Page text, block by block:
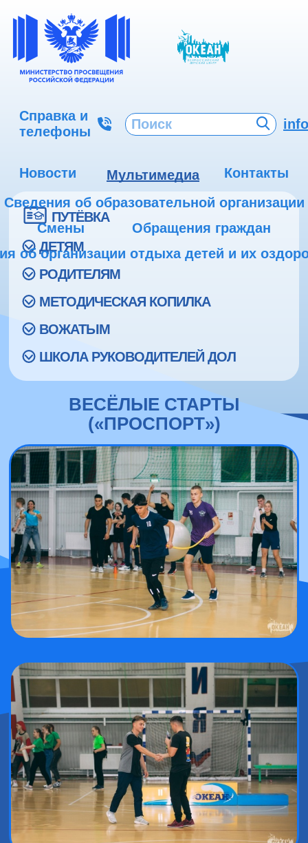
Справка и
телефоны
Новости Мультимедиа
Контакты
Сведения об образовательной организации
Смены
Обращения граждан
об организации отдыха детей и их
ПУТЁВКА
ДЕТЯМ
РОДИТЕЛЯМ
МЕТОДИЧЕСКАЯ КОПИЛКА
ВОЖАТЫМ
ШКОЛА РУКОВОДИТЕЛЕЙ ДОЛ
ВЕСЁЛЫЕ СТАРТЫ
(«ПРОСПОРТ»)